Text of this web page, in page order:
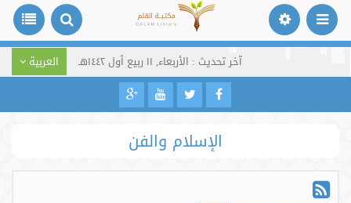
آخر تحديث : الأربعاء, ١١ ربيع أول ١٤٤٢هـ العربية
الإسلام والفن